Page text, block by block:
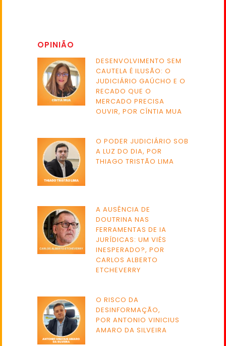
OPINIÃO
DESENVOLVIMENTO SEM
CAUTELA É ILUSÃO: O
JUDICIÁRIO GAÚCHO E O
RECADO QUE O
MERCADO PRECISA
OUVIR, POR CÍNTIA MUA
O PODER JUDICIÁRIO SOB
A LUZ DO DIA, POR
THIAGO TRISTÃO LIMA
A AUSÊNCIA DE
DOUTRINA NAS
FERRAMENTAS DE IA
JURÍDICAS: UM VIÉS
INESPERADO?, POR
CARLOS ALBERTO
ETCHEVERRY
O RISCO DA
DESINFORMAÇÃO,
POR ANTONIO VINICIUS
AMARO DA SILVEIRA